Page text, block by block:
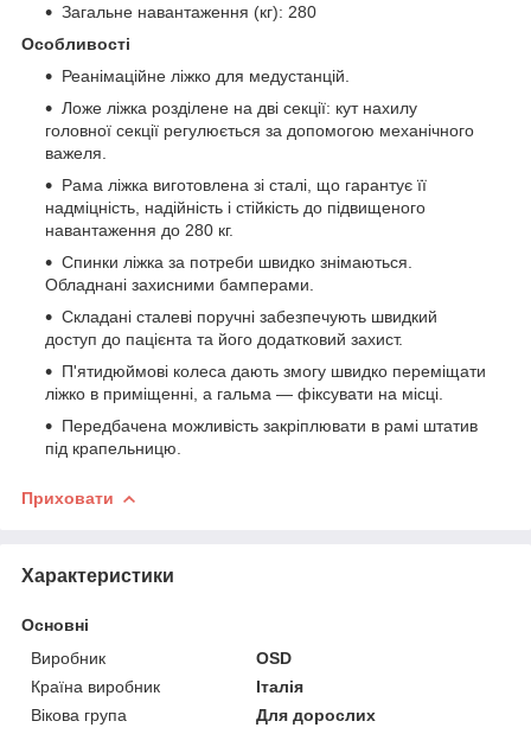
Загальне навантаження (кг): 280
Особливості
Реанімаційне ліжко для медустанцій.
Ложе ліжка розділене на дві секції: кут нахилу
головної секції регулюється за допомогою механічного
важеля.
Рама ліжка виготовлена зі сталі, що гарантує її
надміцність, надійність і стійкість до підвищеного
навантаження до 280 кг.
Спинки ліжка за потреби швидко знімаються.
Обладнані захисними бамперами.
Складані сталеві поручні забезпечують швидкий
доступ до пацієнта та його додатковий захист.
П'ятидюймові колеса дають змогу швидко переміщати
ліжко в приміщенні, а гальма — фіксувати на місці.
Передбачена можливість закріплювати в рамі штатив
під крапельницю.
Приховати
Характеристики
Основні
Виробник
ОSD
Країна виробник
Італія
Вікова група
Для дорослих